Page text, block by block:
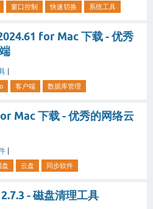
窗口控制 快速切换 系统工具
for Mac 下载 - 优秀
客户端 数据库管理
Mac 下载 - 优秀的网络云
盘 云盘 同步软件
- 磁盘清理工具